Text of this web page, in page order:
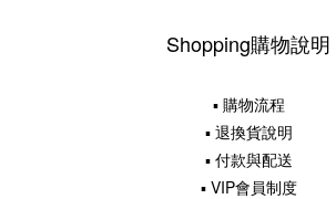
Shopping購物說明
▪ 購物流程
▪ 退換貨說明
▪ 付款與配送
▪ VIP會員制度